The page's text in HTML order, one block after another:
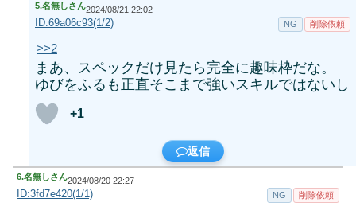
5.名無しさん2024/08/21 22:02
ID:69a06c93(1/2) NG 削除依頼
>>2
まあ、スペックだけ見たら完全に趣味枠だな。
ゆびをふるも正直そこまで強いスキルではないし
+1
返信
6.名無しさん2024/08/20 22:27
ID:3fd7e420(1/1) NG 削除依頼